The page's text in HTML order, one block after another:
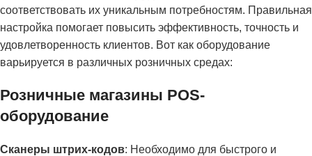
соответствовать их уникальным потребностям. Правильная
настройка помогает повысить эффективность, точность и
удовлетворенность клиентов. Вот как оборудование
варьируется в различных розничных средах:
Розничные магазины POS-
оборудование
Сканеры штрих-кодов: Необходимо для быстрого и